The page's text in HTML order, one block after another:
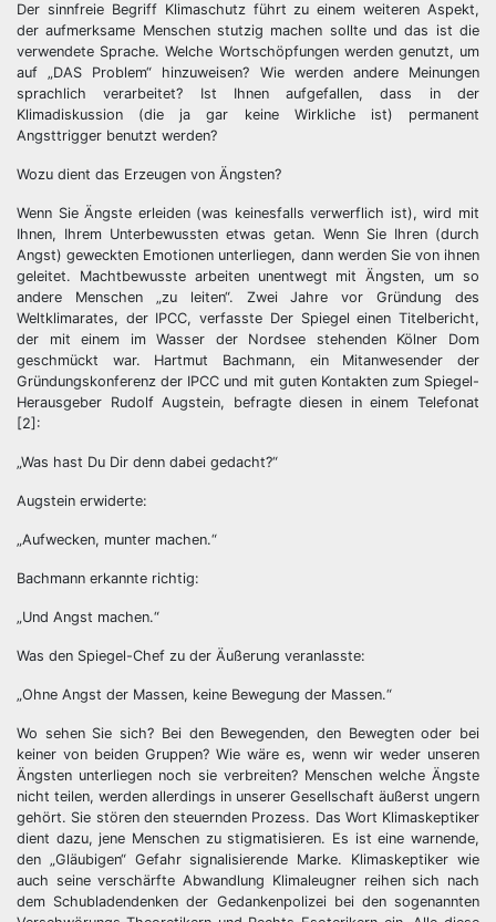
Der sinnfreie Begriff Klimaschutz führt zu einem weiteren Aspekt,
der aufmerksame Menschen stutzig machen sollte und das ist die
verwendete Sprache. Welche Wortschöpfungen werden genutzt, um
auf „DAS Problem“ hinzuweisen? Wie werden andere Meinungen
sprachlich verarbeitet? Ist Ihnen aufgefallen, dass in der
Klimadiskussion (die ja gar keine Wirkliche ist) permanent
Angsttrigger benutzt werden?
Wozu dient das Erzeugen von Ängsten?
Wenn Sie Ängste erleiden (was keinesfalls verwerflich ist), wird mit
Ihnen, Ihrem Unterbewussten etwas getan. Wenn Sie Ihren (durch
Angst) geweckten Emotionen unterliegen, dann werden Sie von ihnen
geleitet. Machtbewusste arbeiten unentwegt mit Ängsten, um so
andere Menschen „zu leiten“. Zwei Jahre vor Gründung des
Weltklimarates, der IPCC, verfasste Der Spiegel einen Titelbericht,
der mit einem im Wasser der Nordsee stehenden Kölner Dom
geschmückt war. Hartmut Bachmann, ein Mitanwesender der
Gründungskonferenz der IPCC und mit guten Kontakten zum Spiegel-
Herausgeber Rudolf Augstein, befragte diesen in einem Telefonat
[2]:
„Was hast Du Dir denn dabei gedacht?“
Augstein erwiderte:
„Aufwecken, munter machen.“
Bachmann erkannte richtig:
„Und Angst machen.“
Was den Spiegel-Chef zu der Äußerung veranlasste:
„Ohne Angst der Massen, keine Bewegung der Massen.“
Wo sehen Sie sich? Bei den Bewegenden, den Bewegten oder bei
keiner von beiden Gruppen? Wie wäre es, wenn wir weder unseren
Ängsten unterliegen noch sie verbreiten? Menschen welche Ängste
nicht teilen, werden allerdings in unserer Gesellschaft äußerst ungern
gehört. Sie stören den steuernden Prozess. Das Wort Klimaskeptiker
dient dazu, jene Menschen zu stigmatisieren. Es ist eine warnende,
den „Gläubigen“ Gefahr signalisierende Marke. Klimaskeptiker wie
auch seine verschärfte Abwandlung Klimaleugner reihen sich nach
dem Schubladendenken der Gedankenpolizei bei den sogenannten